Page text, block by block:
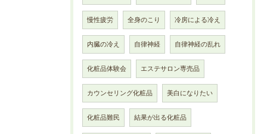
慢性疲労 全身のこり 冷房による冷え
内臓の冷え 自律神経 自律神経の乱れ
化粧品体験会 エステサロン専売品
カウンセリング化粧品 美白になりたい
化粧品難民 結果が出る化粧品